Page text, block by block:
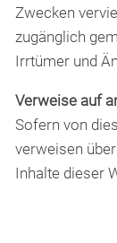
Zwecken
zugänglich
Irrtümer und
Verweise auf
Sofern von
verweisen
Inhalte dieser